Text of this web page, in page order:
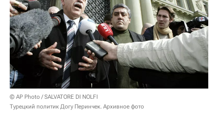
© AP Photo / SALVATORE DI NOLFI
Турецкий политик Догу Перинчек. Архивное фото